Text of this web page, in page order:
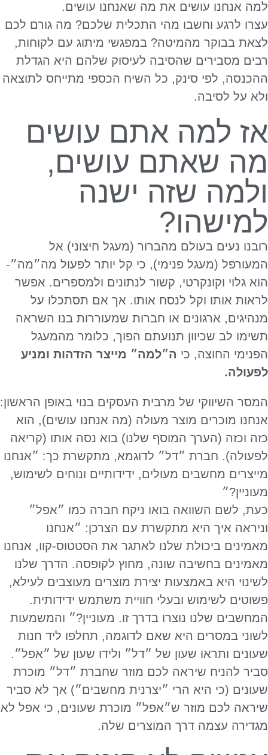
למה אנחנו עושים את מה שאנחנו עושים.
עצרו לרגע וחשבו מהי התכלית שלכם? מה גורם לכם
לצאת בבוקר מהמיטה? במפגשי מיתוג עם לקוחות,
רבים מסבירים שהסיבה לעיסוק שלהם היא הגדלת
ההכנסה, לפי סינק, כל השיח הכספי מתייחס לתוצאה
ולא על לסיבה.
אז למה אתם עושים
מה שאתם עושים,
ולמה שזה ישנה
למישהו?
רובנו נעים בעולם מהברור (מעגל חיצוני) אל
המעורפל (מעגל פנימי), כי קל יותר לפעול מה״מה״-
הוא גלוי וקונקרטי, קשור לנתונים ולמספרים. אפשר
לראות אותו וקל לנסח אותו. אך אם תסתכלו על
מנהיגים, ארגונים או חברות שמעוררות בנו השראה
תשימו לב שכיוון תנועתם הפוך, כלומר מהמעגל
הפנימי החוצה, כי ה״למה״ מייצר הזדהות ומניע
לפעולה.
המסר השיווקי של מרבית העסקים בנוי באופן הראשון:
אנחנו מוכרים מוצר מעולה (מה אנחנו עושים), הוא
כזה וכזה (הערך המוסף שלנו) בוא נסה אותו (קריאה
לפעולה). חברת ״דל״ לדוגמא, מתקשרת כך: ״אנחנו
מייצרים מחשבים מעולים, ידידותיים ונוחים לשימוש,
מעוניין?״
כעת, לשם השוואה בואו ניקח חברה כמו ״אפל״
וניראה איך היא מתקשרת עם הצרכן: ״אנחנו
מאמינים ביכולת שלנו לאתגר את הסטטוס-קוו, אנחנו
מאמינים בחשיבה שונה, מחוץ לקופסה. הדרך שלנו
לשינוי היא באמצעות יצירת מוצרים מעוצבים לעילא,
פשוטים לשימוש ובעלי חוויית משתמש ידידותית.
המחשבים שלנו נוצרו בדרך זו. מעוניין?״ והמשמעות
לשוני במסרים היא שאם לדוגמה, תחלפו ליד חנות
שעונים ותראו שעון של ״דל״ ולידו שעון של ״אפל״.
סביר להניח שיראה לכם מוזר שחברת ״דל״ מוכרת
שעונים (כי היא הרי ״יצרנית מחשבים״) אך לא סביר
שיראה לכם מוזר ש״אפל״ מוכרת שעונים, כי אפל לא
מגדירה עצמה דרך המוצרים שלה.